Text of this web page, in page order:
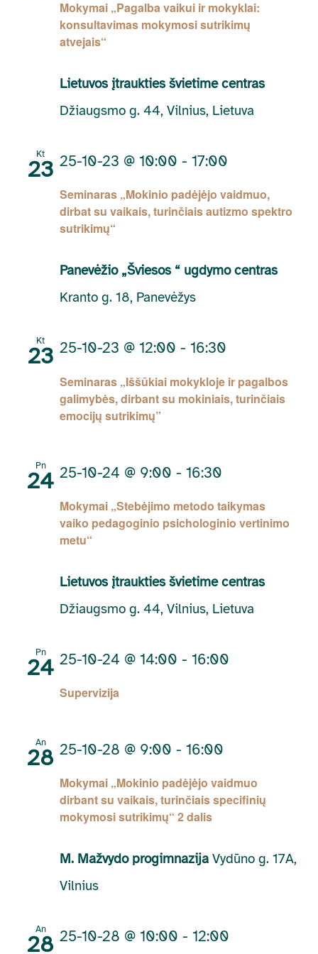
Mokymai „Pagalba vaikui ir mokyklai:
konsultavimas mokymosi sutrikimų
atvejais“
Lietuvos įtraukties švietime centras
Džiaugsmo g. 44, Vilnius, Lietuva
Kt
23
Seminaras „Mokinio padėjėjo vaidmuo,
dirbat su vaikais, turinčiais autizmo spektro
sutrikimų“
25-10-23 @ 10:00 - 17:00
Panevėžio „Šviesos “ ugdymo centras
Kranto g. 18, Panevėžys
Kt
23
Seminaras „Iššūkiai mokykloje ir pagalbos
galimybės, dirbant su mokiniais, turinčiais
emocijų sutrikimų”
25-10-23 @ 12:00 - 16:30
Pn
24
Mokymai „Stebėjimo metodo taikymas
vaiko pedagoginio psichologinio vertinimo
metu“
25-10-24 @ 9:00 - 16:30
Lietuvos įtraukties švietime centras
Džiaugsmo g. 44, Vilnius, Lietuva
Pn
24
Supervizija
25-10-24 @ 14:00 - 16:00
An
28
Mokymai „Mokinio padėjėjo vaidmuo
dirbant su vaikais, turinčiais specifinių
mokymosi sutrikimų“ 2 dalis
25-10-28 @ 9:00 - 16:00
M. Mažvydo progimnazija Vydūno g. 17A,
Vilnius
An
28 25-10-28 @ 10:00 - 12:00